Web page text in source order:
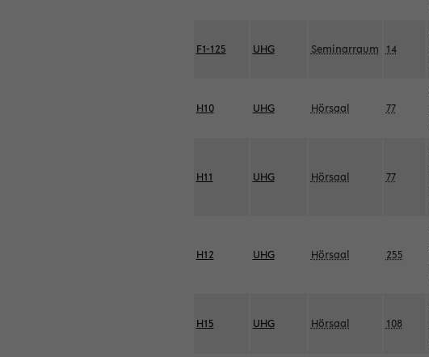
F1-125 UHG Seminarraum 14
H10 UHG Hörsaal 77
H11 UHG Hörsaal 77
H12 UHG Hörsaal 255
H15 UHG Hörsaal 108